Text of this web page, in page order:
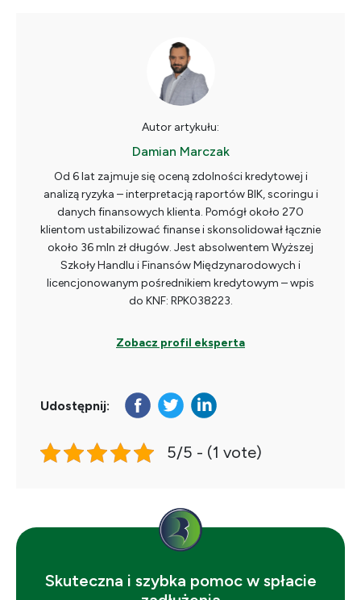
Autor artykułu:
Damian Marczak
Od 6 lat zajmuje się oceną zdolności kredytowej i
analizą ryzyka – interpretacją raportów BIK, scoringu i
danych finansowych klienta. Pomógł około 270
klientom ustabilizować finanse i skonsolidował łącznie
około 36 mln zł długów. Jest absolwentem Wyższej
Szkoły Handlu i Finansów Międzynarodowych i
licencjonowanym pośrednikiem kredytowym – wpis
do KNF: RPK038223.
Zobacz profil eksperta
Udostępnij:
5/5 - (1 vote)
Skuteczna i szybka pomoc w spłacie